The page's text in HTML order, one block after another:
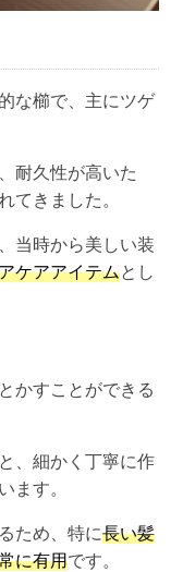
な櫛で、主にツゲ
耐久性が高いた
てきました。
当時から美しい装
ケアアイテムとし
かすことができる
、細かく丁寧に作
ます。
ため、特に長い髪
に有用です。